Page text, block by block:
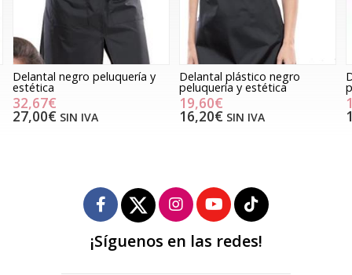
Delantal negro peluquería y
estética
32,67€
27,00€ SIN IVA
Delantal plástico negro
peluquería y estética
19,60€
16,20€ SIN IVA
¡Síguenos en las redes!